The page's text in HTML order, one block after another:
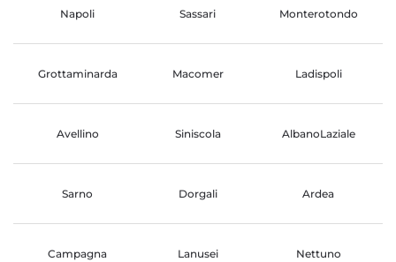
Napoli Sassari Monterotondo
Grottaminarda Macomer Ladispoli
Avellino Siniscola AlbanoLaziale
Sarno Dorgali Ardea
Campagna Lanusei Nettuno